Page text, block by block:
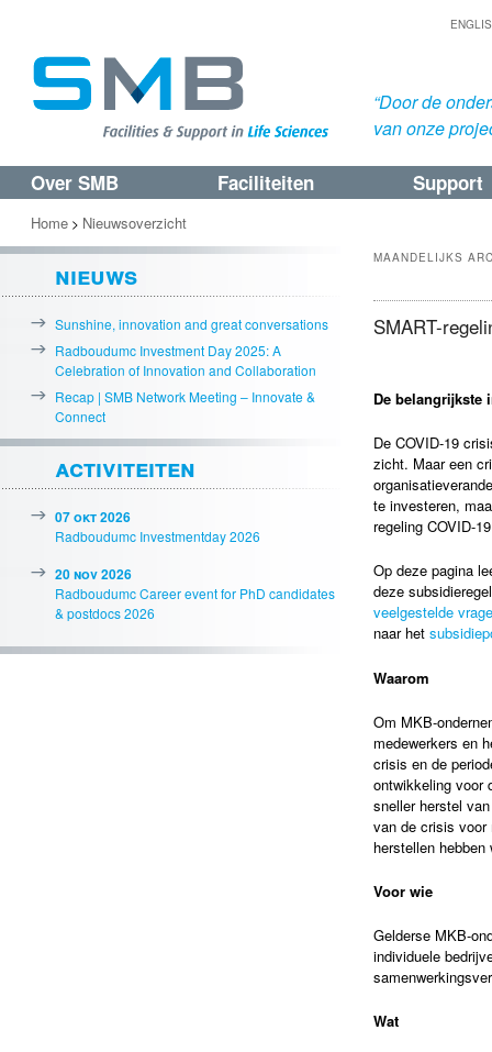
“Door de
van onze
Spring
naar
de
primaire
inhoud
Spring
naar
de
secundaire
inhoud
Over SMB Faciliteiten Support
MAANDELIJKS
SMART-
De belangrijkste
De COVID-19
zicht. Maar een
te investeren,
regeling COVID-
Op deze pagina
deze
veelgestelde
naar het
Waarom
Om MKB-
medewerkers en
crisis en de
ontwikkeling voor
sneller herstel
van de crisis voor
herstellen
Voor wie
Gelderse MKB-
individuele
Wat
Home > Nieuwsoverzicht
nieuws
Sunshine, innovation and great conversations
Radboudumc Investment Day 2025: A
Celebration of Innovation and Collaboration
Recap | SMB Network Meeting – Innovate &
Connect
activiteiten
07 okt 2026
Radboudumc Investmentday 2026
20 nov 2026
Radboudumc Career event for PhD candidates
& postdocs 2026